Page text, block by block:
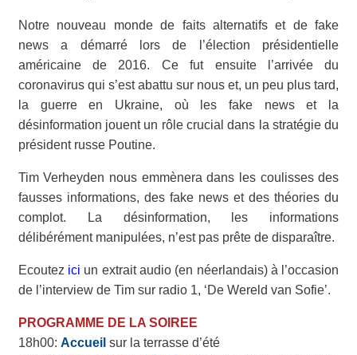
Notre nouveau monde de faits alternatifs et de fake
news a démarré lors de l’élection présidentielle
américaine de 2016. Ce fut ensuite l’arrivée du
coronavirus qui s’est abattu sur nous et, un peu plus tard,
la guerre en Ukraine, où les fake news et la
désinformation jouent un rôle crucial dans la stratégie du
président russe Poutine.
Tim Verheyden nous emmènera dans les coulisses des
fausses informations, des fake news et des théories du
complot. La désinformation, les informations
délibérément manipulées, n’est pas prête de disparaître.
Ecoutez ici un extrait audio (en néerlandais) à l’occasion
de l’interview de Tim sur radio 1, ‘De Wereld van Sofie’.
PROGRAMME DE LA SOIREE
18h00: Accueil sur la terrasse d’été